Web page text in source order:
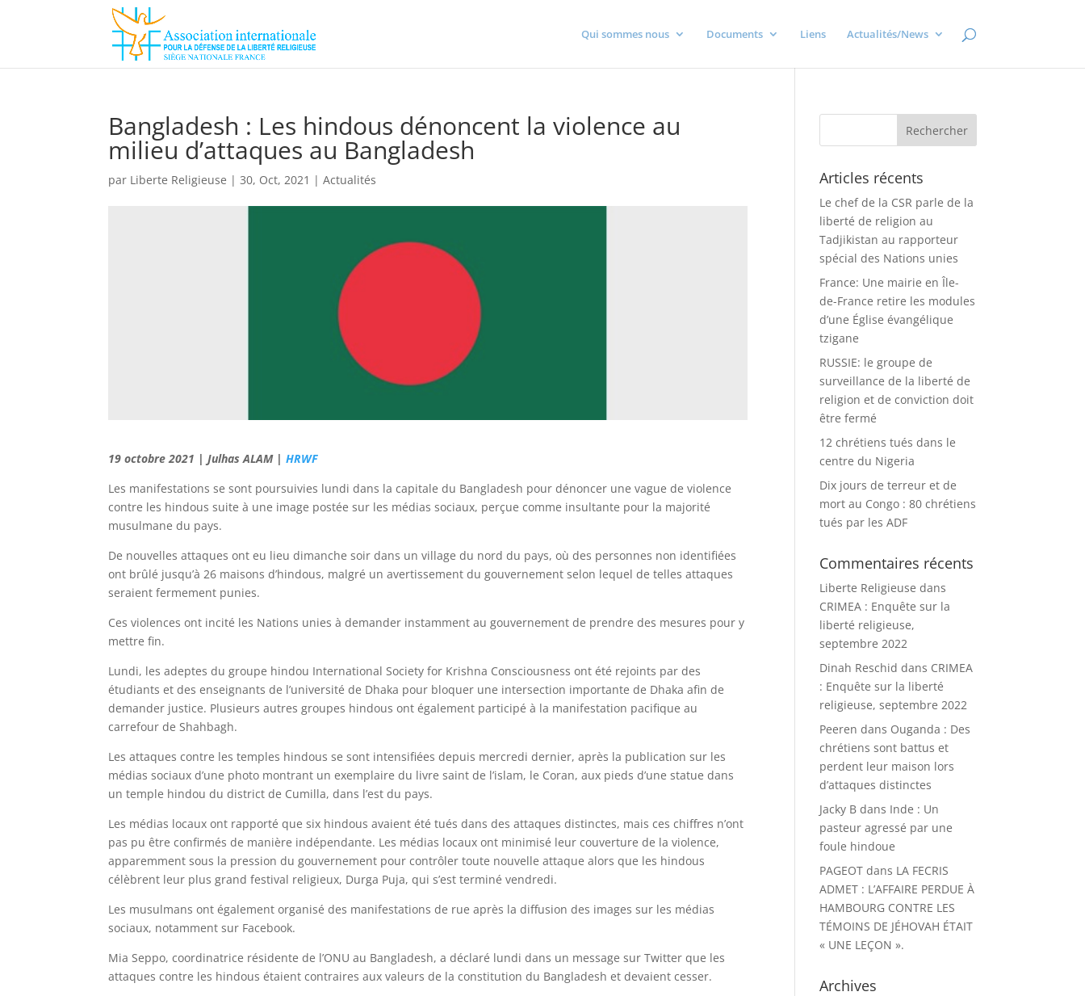
Qui sommes nous Documents Liens Actualités/News
Bangladesh : Les hindous dénoncent la violence au
milieu d’attaques au Bangladesh
par Liberte Religieuse |30, Oct, 2021 |Actualités
19 octobre 2021 | Julhas ALAM |HRWF
Les manifestations se sont poursuivies lundi dans la capitale du Bangladesh pour dénoncer une vague de violence
contre les hindous suite à une image postée sur les médias sociaux, perçue comme insultante pour la majorité
musulmane du pays.
De nouvelles attaques ont eu lieu dimanche soir dans un village du nord du pays, où des personnes non identifiées
ont brûlé jusqu’à 26 maisons d’hindous, malgré un avertissement du gouvernement selon lequel de telles attaques
seraient fermement punies.
Ces violences ont incité les Nations unies à demander instamment au gouvernement de prendre des mesures pour y
mettre fin.
Lundi, les adeptes du groupe hindou International Society for Krishna Consciousness ont été rejoints par des
étudiants et des enseignants de l’université de Dhaka pour bloquer une intersection importante de Dhaka afin de
demander justice. Plusieurs autres groupes hindous ont également participé à la manifestation pacifique au
carrefour de Shahbagh.
Les attaques contre les temples hindous se sont intensifiées depuis mercredi dernier, après la publication sur les
médias sociaux d’une photo montrant un exemplaire du livre saint de l’islam, le Coran, aux pieds d’une statue dans
un temple hindou du district de Cumilla, dans l’est du pays.
Les médias locaux ont rapporté que six hindous avaient été tués dans des attaques distinctes, mais ces chiffres n’ont
pas pu être confirmés de manière indépendante. Les médias locaux ont minimisé leur couverture de la violence,
apparemment sous la pression du gouvernement pour contrôler toute nouvelle attaque alors que les hindous
célèbrent leur plus grand festival religieux, Durga Puja, qui s’est terminé vendredi.
Les musulmans ont également organisé des manifestations de rue après la diffusion des images sur les médias
sociaux, notamment sur Facebook.
Mia Seppo, coordinatrice résidente de l’ONU au Bangladesh, a déclaré lundi dans un message sur Twitter que les
attaques contre les hindous étaient contraires aux valeurs de la constitution du Bangladesh et devaient cesser.
Articles récents
Le chef de la CSR parle de la
liberté de religion au
Tadjikistan au rapporteur
spécial des Nations unies
France: Une mairie en Île-
de-France retire les modules
d’une Église évangélique
tzigane
RUSSIE: le groupe de
surveillance de la liberté de
religion et de conviction doit
être fermé
12 chrétiens tués dans le
centre du Nigeria
Dix jours de terreur et de
mort au Congo : 80 chrétiens
tués par les ADF
Commentaires récents
Liberte Religieuse dans
CRIMEA : Enquête sur la
liberté religieuse,
septembre 2022
Dinah Reschid dans CRIMEA
: Enquête sur la liberté
religieuse, septembre 2022
Peeren dans Ouganda : Des
chrétiens sont battus et
perdent leur maison lors
d’attaques distinctes
Jacky B dans Inde : Un
pasteur agressé par une
foule hindoue
PAGEOT dans LA FECRIS
ADMET : L’AFFAIRE PERDUE À
HAMBOURG CONTRE LES
TÉMOINS DE JÉHOVAH ÉTAIT
« UNE LEÇON ».
Archives